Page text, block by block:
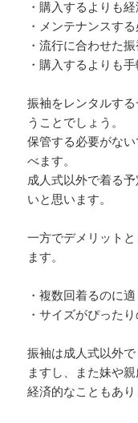
・購入するよりも
・メンテナンスす
・流行に合わせた
・購入するよりも手
振袖をレンタルす
うことでしょう。
保管する必要がな
べます。
成人式以外で着る
いと思います。
一方でデメリット
ます。
・複数回着るのに
・サイズがぴった
振袖は成人式以外
ますし、また妹や
経済的なこともあり